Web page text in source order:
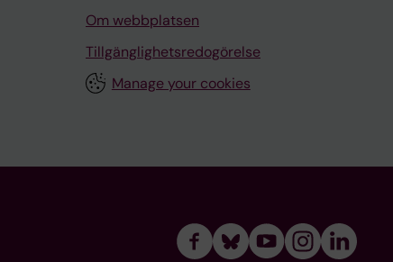
Om webbplatsen
Tillgänglighetsredogörelse
Manage your cookies